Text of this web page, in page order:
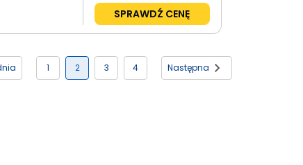
SPRAWDŹ CENĘ
1 2 3 4 Następna